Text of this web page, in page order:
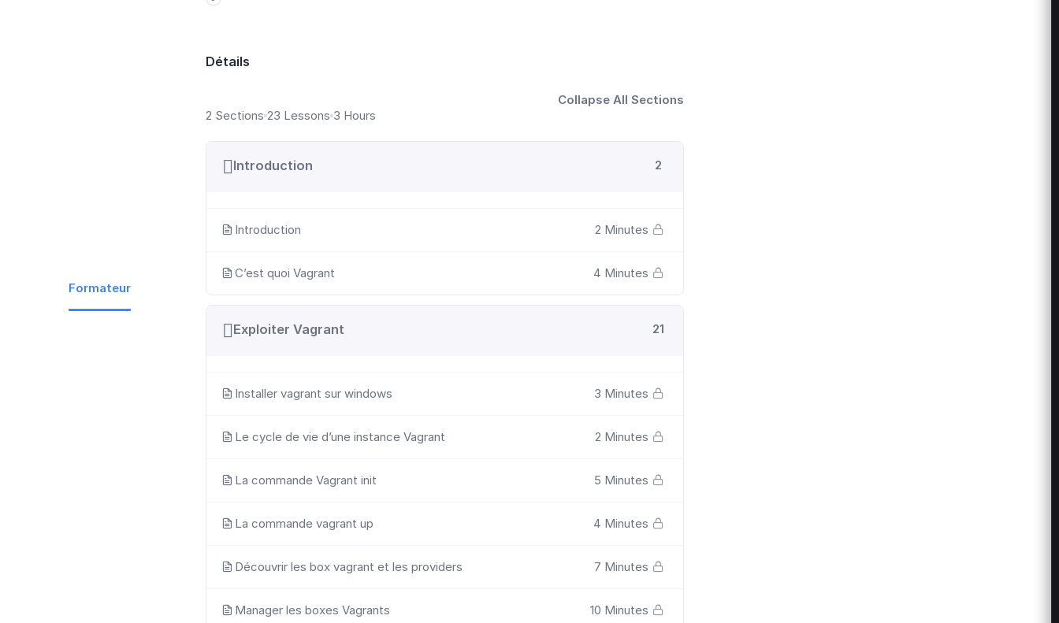
Formateur
Détails
2 Sections 23 Lessons 3 Hours
Collapse All Sections
Introduction 2
Introduction 2 Minutes
C’est quoi Vagrant 4 Minutes
Exploiter Vagrant 21
Installer vagrant sur windows 3 Minutes
Le cycle de vie d’une instance Vagrant 2 Minutes
La commande Vagrant init 5 Minutes
La commande vagrant up 4 Minutes
Découvrir les box vagrant et les providers 7 Minutes
Manager les boxes Vagrants 10 Minutes